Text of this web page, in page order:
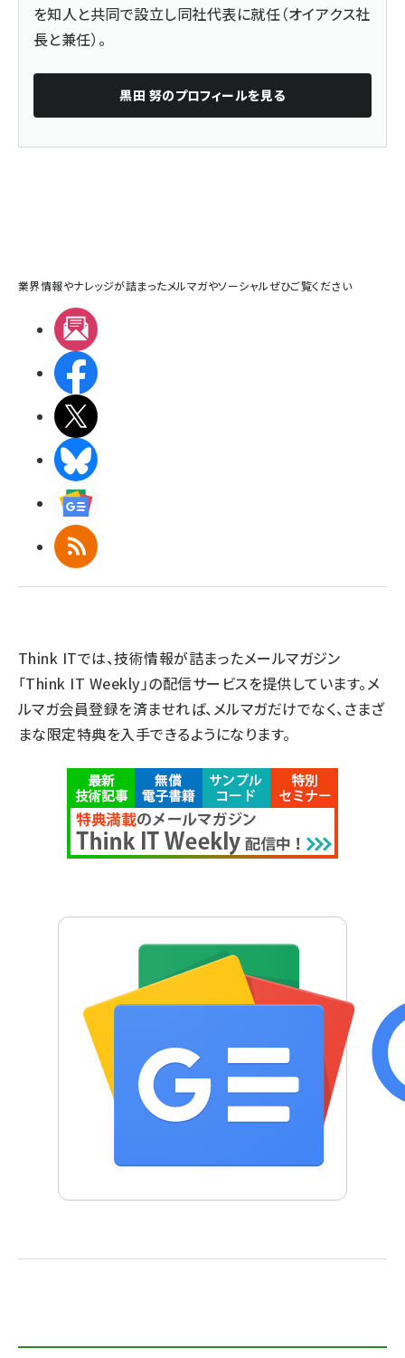
を知人と共同で設立し同社代表に就任（オイアクス社
長と兼任）。
黒田 努のプロフィールを見る
業界情報やナレッジが詰まったメルマガやソーシャルぜひご覧ください
RSS
Think ITでは、技術情報が詰まったメールマガジン
「Think IT Weekly」の配信サービスを提供しています。メ
ルマガ会員登録を済ませれば、メルマガだけでなく、さまざ
まな限定特典を入手できるようになります。